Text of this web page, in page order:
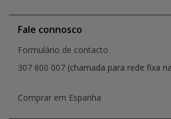
Fale connosco
Formulário de contacto
307 800 007 (chamada para rede fixa
Comprar em Espanha